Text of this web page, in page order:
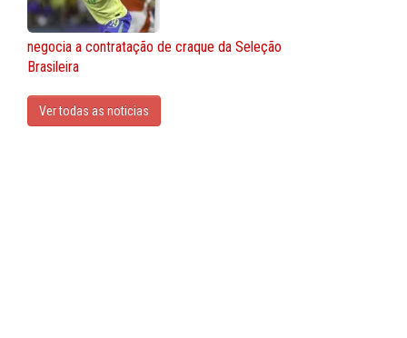
negocia a contratação de craque da Seleção
Brasileira
Ver todas as noticias